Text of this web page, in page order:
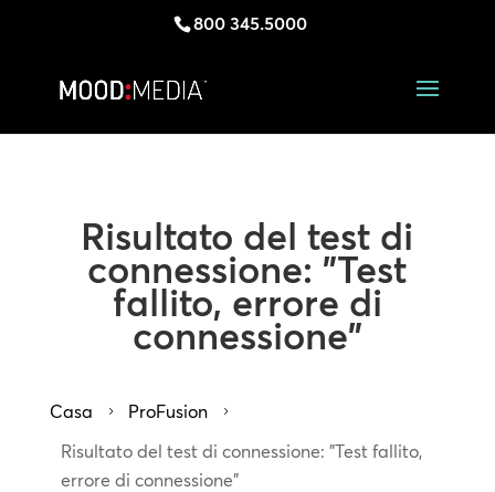
800 345.5000
Risultato del test di
connessione: "Test
fallito, errore di
connessione"
Casa 5 ProFusion 5
Risultato del test di connessione: "Test fallito,
errore di connessione"